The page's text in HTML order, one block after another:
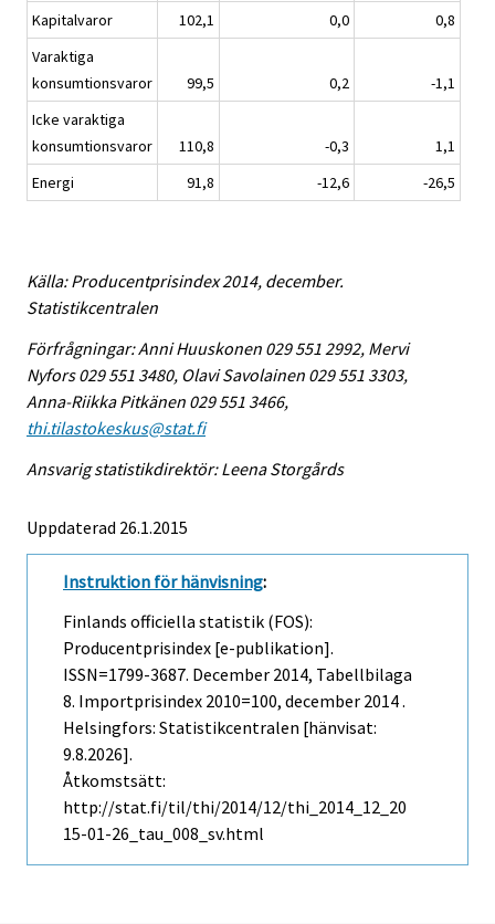
Kapitalvaror
102,1 0,0
0,8
Varaktiga
konsumtionsvaror
99,5 0,2
-1,1
Icke varaktiga
konsumtionsvaror
110,8 -0,3
1,1
Energi
91,8 -12,6 -26,5
Källa: Producentprisindex 2014, december.
Statistikcentralen
Förfrågningar: Anni Huuskonen 029 551 2992, Mervi
Nyfors 029 551 3480, Olavi Savolainen 029 551 3303,
Anna-Riikka Pitkänen 029 551 3466,
thi.tilastokeskus@stat.fi
Ansvarig statistikdirektör: Leena Storgårds
Uppdaterad 26.1.2015
Instruktion för hänvisning:
Finlands officiella statistik (FOS):
Producentprisindex [e-publikation].
ISSN=1799-3687. December 2014, Tabellbilaga
8. Importprisindex 2010=100, december 2014 .
Helsingfors: Statistikcentralen [hänvisat:
9.8.2026].
Åtkomstsätt:
http://stat.fi/til/thi/2014/12/thi_2014_12_20
15-01-26_tau_008_sv.html